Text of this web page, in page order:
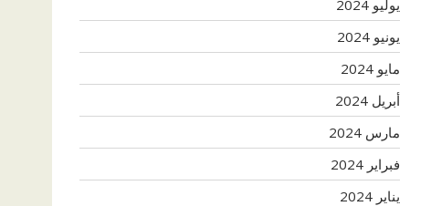
يوليو 2024
يونيو 2024
مايو 2024
أبريل 2024
مارس 2024
فبراير 2024
يناير 2024